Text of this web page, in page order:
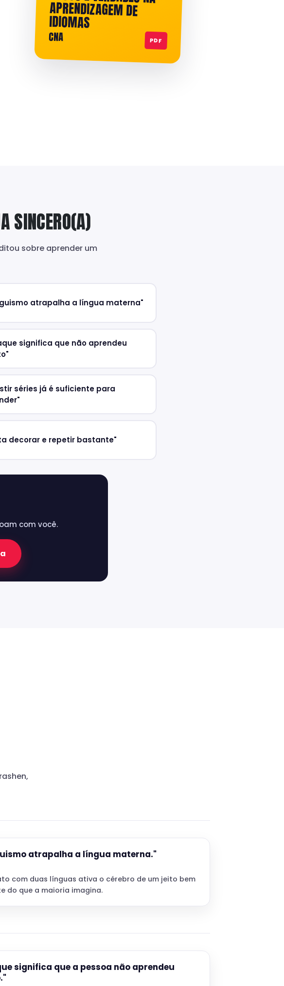
IDIOMAS
CNA PDF
SINCERO(A)
sobre aprender um
atrapalha a língua materna"
significa que não aprendeu
séries já é suficiente para
decorar e repetir bastante"
com você.
atrapalha a língua materna."
com duas línguas ativa o cérebro de um jeito bem
do que a maioria imagina.
significa que a pessoa não aprendeu